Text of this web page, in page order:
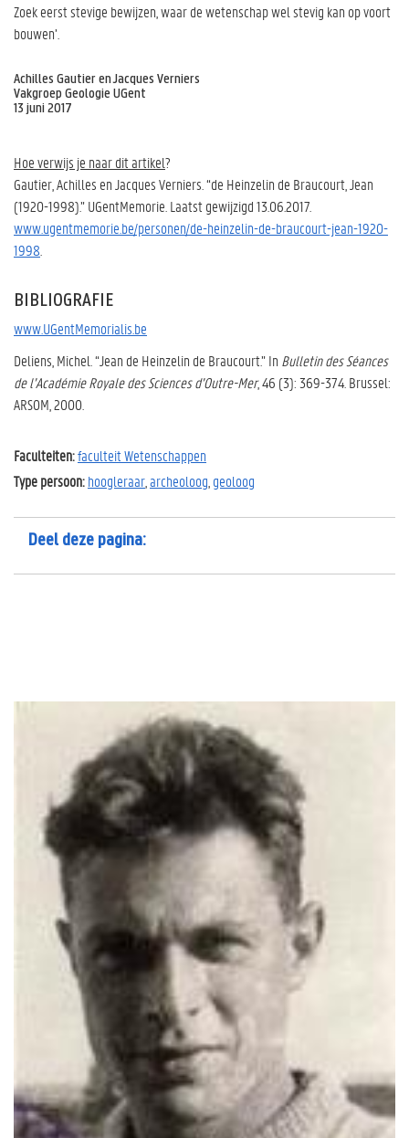
Zoek eerst stevige bewijzen, waar de wetenschap wel stevig kan op voort
bouwen’.
Achilles Gautier en Jacques Verniers
Vakgroep Geologie UGent
13 juni 2017
Hoe verwijs je naar dit artikel?
Gautier, Achilles en Jacques Verniers. “de Heinzelin de Braucourt, Jean
(1920-1998).” UGentMemorie. Laatst gewijzigd 13.06.2017.
www.ugentmemorie.be/personen/de-heinzelin-de-braucourt-jean-1920-
1998
BIBLIOGRAFIE
www.UGentMemorialis.be
Deliens, Michel. “Jean de Heinzelin de Braucourt.” In Bulletin des Séances
de l’Académie Royale des Sciences d’Outre-Mer, 46 (3): 369-374. Brussel:
ARSOM, 2000.
Faculteiten:faculteit Wetenschappen
Type persoon:hoogleraar archeoloog geoloog
Deel deze pagina: